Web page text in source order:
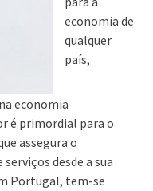
economia de
qualquer
país,
economia
é primordial para o
assegura o
desde a sua
Portugal, tem-se